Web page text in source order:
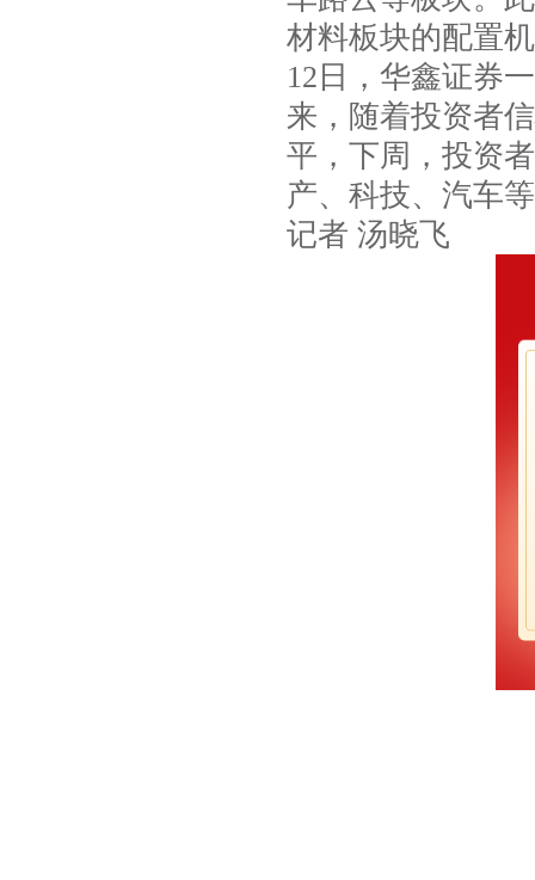
材料板块的配置
12日，华鑫证券
来，随着投资者
平，下周，投资
产、科技、汽车
记者 汤晓飞